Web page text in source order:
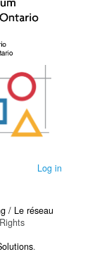
Log in
/ Le réseau
.